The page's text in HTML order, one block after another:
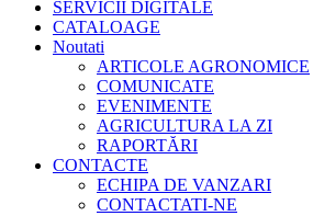
SERVICII DIGITALE
CATALOAGE
Noutati
ARTICOLE AGRONOMICE
COMUNICATE
EVENIMENTE
AGRICULTURA LA ZI
RAPORTĂRI
CONTACTE
ECHIPA DE VANZARI
CONTACTATI-NE